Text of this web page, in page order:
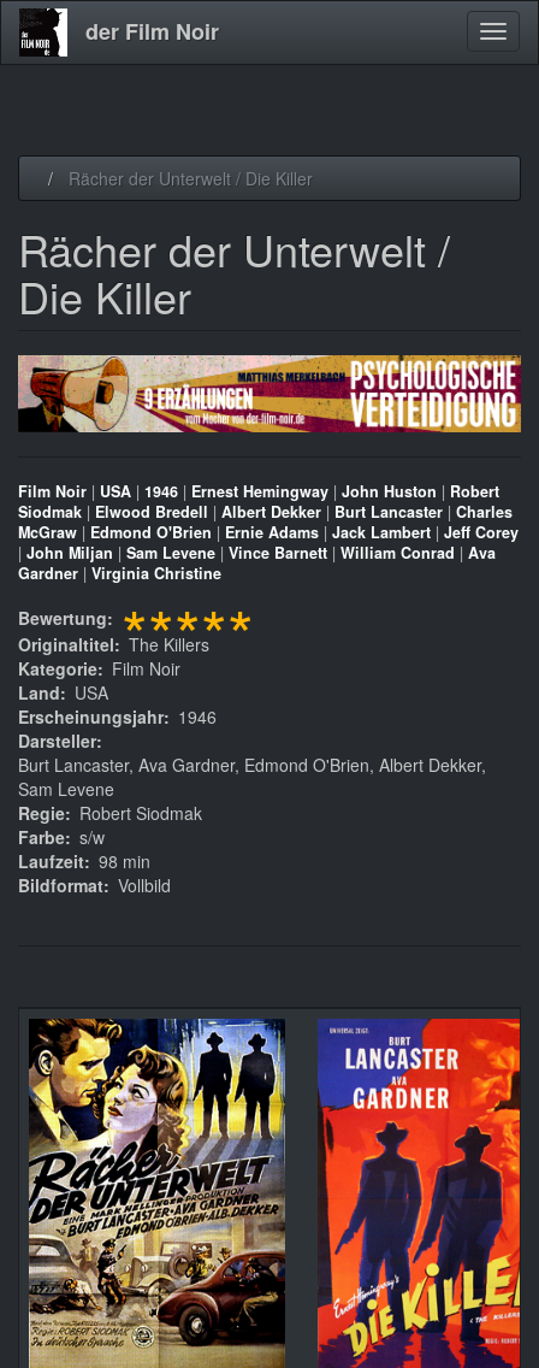
der Film Noir
Rächer der Unterwelt / Die Killer
Rächer der Unterwelt /
Die Killer
Film Noir | USA | 1946 | Ernest Hemingway | John Huston | Robert
Siodmak | Elwood Bredell | Albert Dekker | Burt Lancaster | Charles
McGraw | Edmond O'Brien | Ernie Adams | Jack Lambert | Jeff Corey
| John Miljan | Sam Levene | Vince Barnett | William Conrad | Ava
Gardner | Virginia Christine
Bewertung *****
Originaltitel
The Killers
Kategorie
Film Noir
Land
USA
Erscheinungsjahr
1946
Darsteller
Burt Lancaster, Ava Gardner, Edmond O'Brien, Albert Dekker,
Sam Levene
Regie
Robert Siodmak
Farbe s/w
Laufzeit 98 min
Bildformat Vollbild